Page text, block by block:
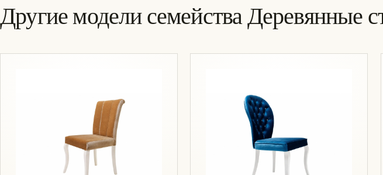
Другие модели семейства Деревянные